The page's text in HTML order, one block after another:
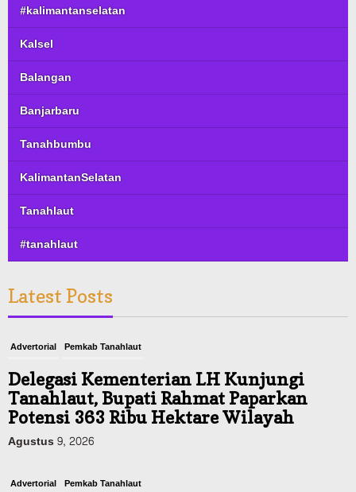
#kalimantanselatan
Kalsel
Balangan
Banjarbaru
Tanahbumbu
KalimantanSelatan
Tanahlaut
#tanahlaut
Latest Posts
Advertorial Pemkab Tanahlaut
Delegasi Kementerian LH Kunjungi
Tanahlaut, Bupati Rahmat Paparkan
Potensi 363 Ribu Hektare Wilayah
Agustus 9, 2026
Advertorial Pemkab Tanahlaut